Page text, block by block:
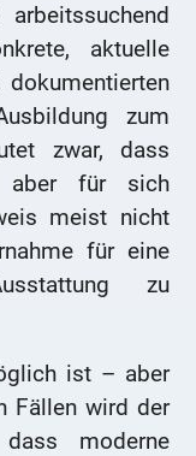
aktuelle
zum
zwar, dass
aber für sich
meist nicht
für eine
zu
ist – aber
Fällen wird der
dass moderne